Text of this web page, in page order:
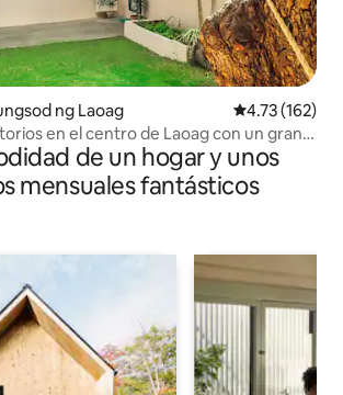
ng Laoag Calificación
4.73 (162)
en el centro de Laoag con un gran
de un hogar y unos
mensuales fantásticos